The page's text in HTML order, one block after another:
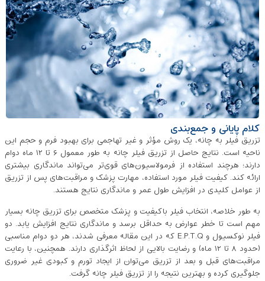
کلام پایانی و جمع‌بندی
تزریق فیلر به چانه، یک روش مؤثر و غیر ‌تهاجمی برای بهبود فرم و حجم این
ناحیه است. نتایج حاصل از تزریق فیلر چانه به ‌طور معمول ۶ تا ۱۲ ماه دوام
دارند؛ هرچند استفاده از فرمولاسیون‌های قوی‌تر می‌تواند ماندگاری بیشتری
ارائه کند. کیفیت فیلر مورد استفاده، مهارت پزشک و مراقبت‌های پس از تزریق
از عوامل کلیدی در افزایش طول عمر و ماندگاری نتایج هستند.
به‌ طور خلاصه، انتخاب فیلر باکیفیت و پزشک متخصص برای تزریق چانه بسیار
مهم است تا خطر عوارض به حداقل برسد و ماندگاری نتایج افزایش یابد. دو
فیلر نوکسیول و E.P.T.Q که در این مقاله معرفی شدند، هر دو دوام مناسبی
(حدود ۸ تا ۱۲ ماه) و رضایت بالایی از لحاظ اثرگذاری دارند. همچنین، با رعایت
مراقبت‌های قبل و بعد از تزریق می‌توان از ایجاد تورم و کبودی غیر ضروری
جلوگیری کرده و بهترین نتیجه را از تزریق فیلر چانه گرفت.